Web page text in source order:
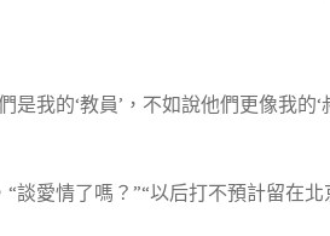
的‘教員’，不如說他們更像我的‘
愛情了嗎？”“以后打不預計留在